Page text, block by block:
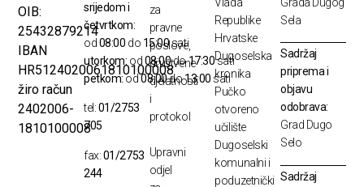
OIB:
25432879214
IBAN
HR5124020061810100008
žiro račun
2402006-
1810100008
srijedom i
četvrtkom:
od08:00 do 15:00sati
utorkom: od08:00do17:30sati
petkom:od08:00do13:00 sati
tel:01/2753
705
fax:01/2753
244
za
pravne
poslove,
društvene
djelatnosti
i
protokol
Upravni
odjel
Republike
Hrvatske
Dugoselska
kronika
Pučko
otvoreno
učilište
Dugoselski
komunalni i
poduzetnički
Sela
Sadržaj
priprema i
objavu
odobrava:
Grad Dugo
Selo
Sadržaj